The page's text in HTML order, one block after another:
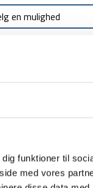
funktioner til
med vores